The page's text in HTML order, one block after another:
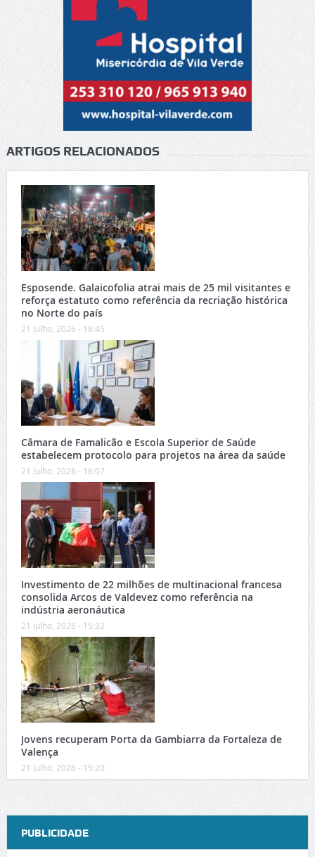
ARTIGOS RELACIONADOS
Esposende. Galaicofolia atrai mais de 25 mil visitantes e
reforça estatuto como referência da recriação histórica
no Norte do país
21 Julho, 2026 - 18:45
Câmara de Famalicão e Escola Superior de Saúde
estabelecem protocolo para projetos na área da saúde
21 Julho, 2026 - 16:07
Investimento de 22 milhões de multinacional francesa
consolida Arcos de Valdevez como referência na
indústria aeronáutica
21 Julho, 2026 - 15:32
Jovens recuperam Porta da Gambiarra da Fortaleza de
Valença
21 Julho, 2026 - 15:20
PUBLICIDADE